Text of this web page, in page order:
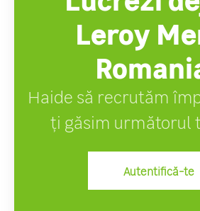
Leroy
Haide să recrutăm
ți găsim următorul
Autentifică-te